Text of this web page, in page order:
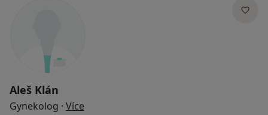
Aleš Klán
Gynekolog · Více